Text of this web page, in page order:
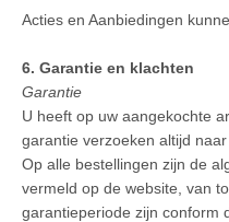
Acties en Aanbiedingen
6. Garantie en klachten
Garantie
U heeft op uw aangekochte
garantie verzoeken altijd naar
Op alle bestellingen zijn de
vermeld op de website, van
garantieperiode zijn conform